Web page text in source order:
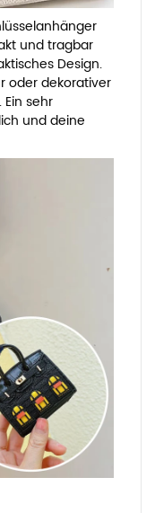
und tragbar
Design.
oder dekorativer
sehr
und deine